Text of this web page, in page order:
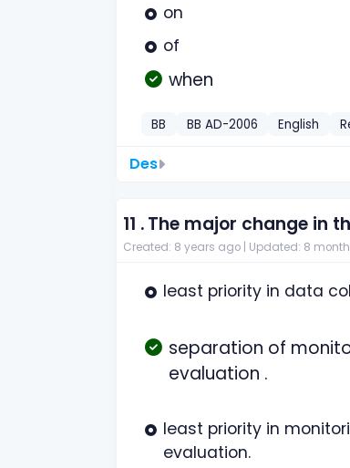
on
of
when
BB BB AD-2006 English
Des
11 .The major change in
Created: 8 years ago | Updated: 8
least priority in data
separation of
evaluation .
least priority in
evaluation.